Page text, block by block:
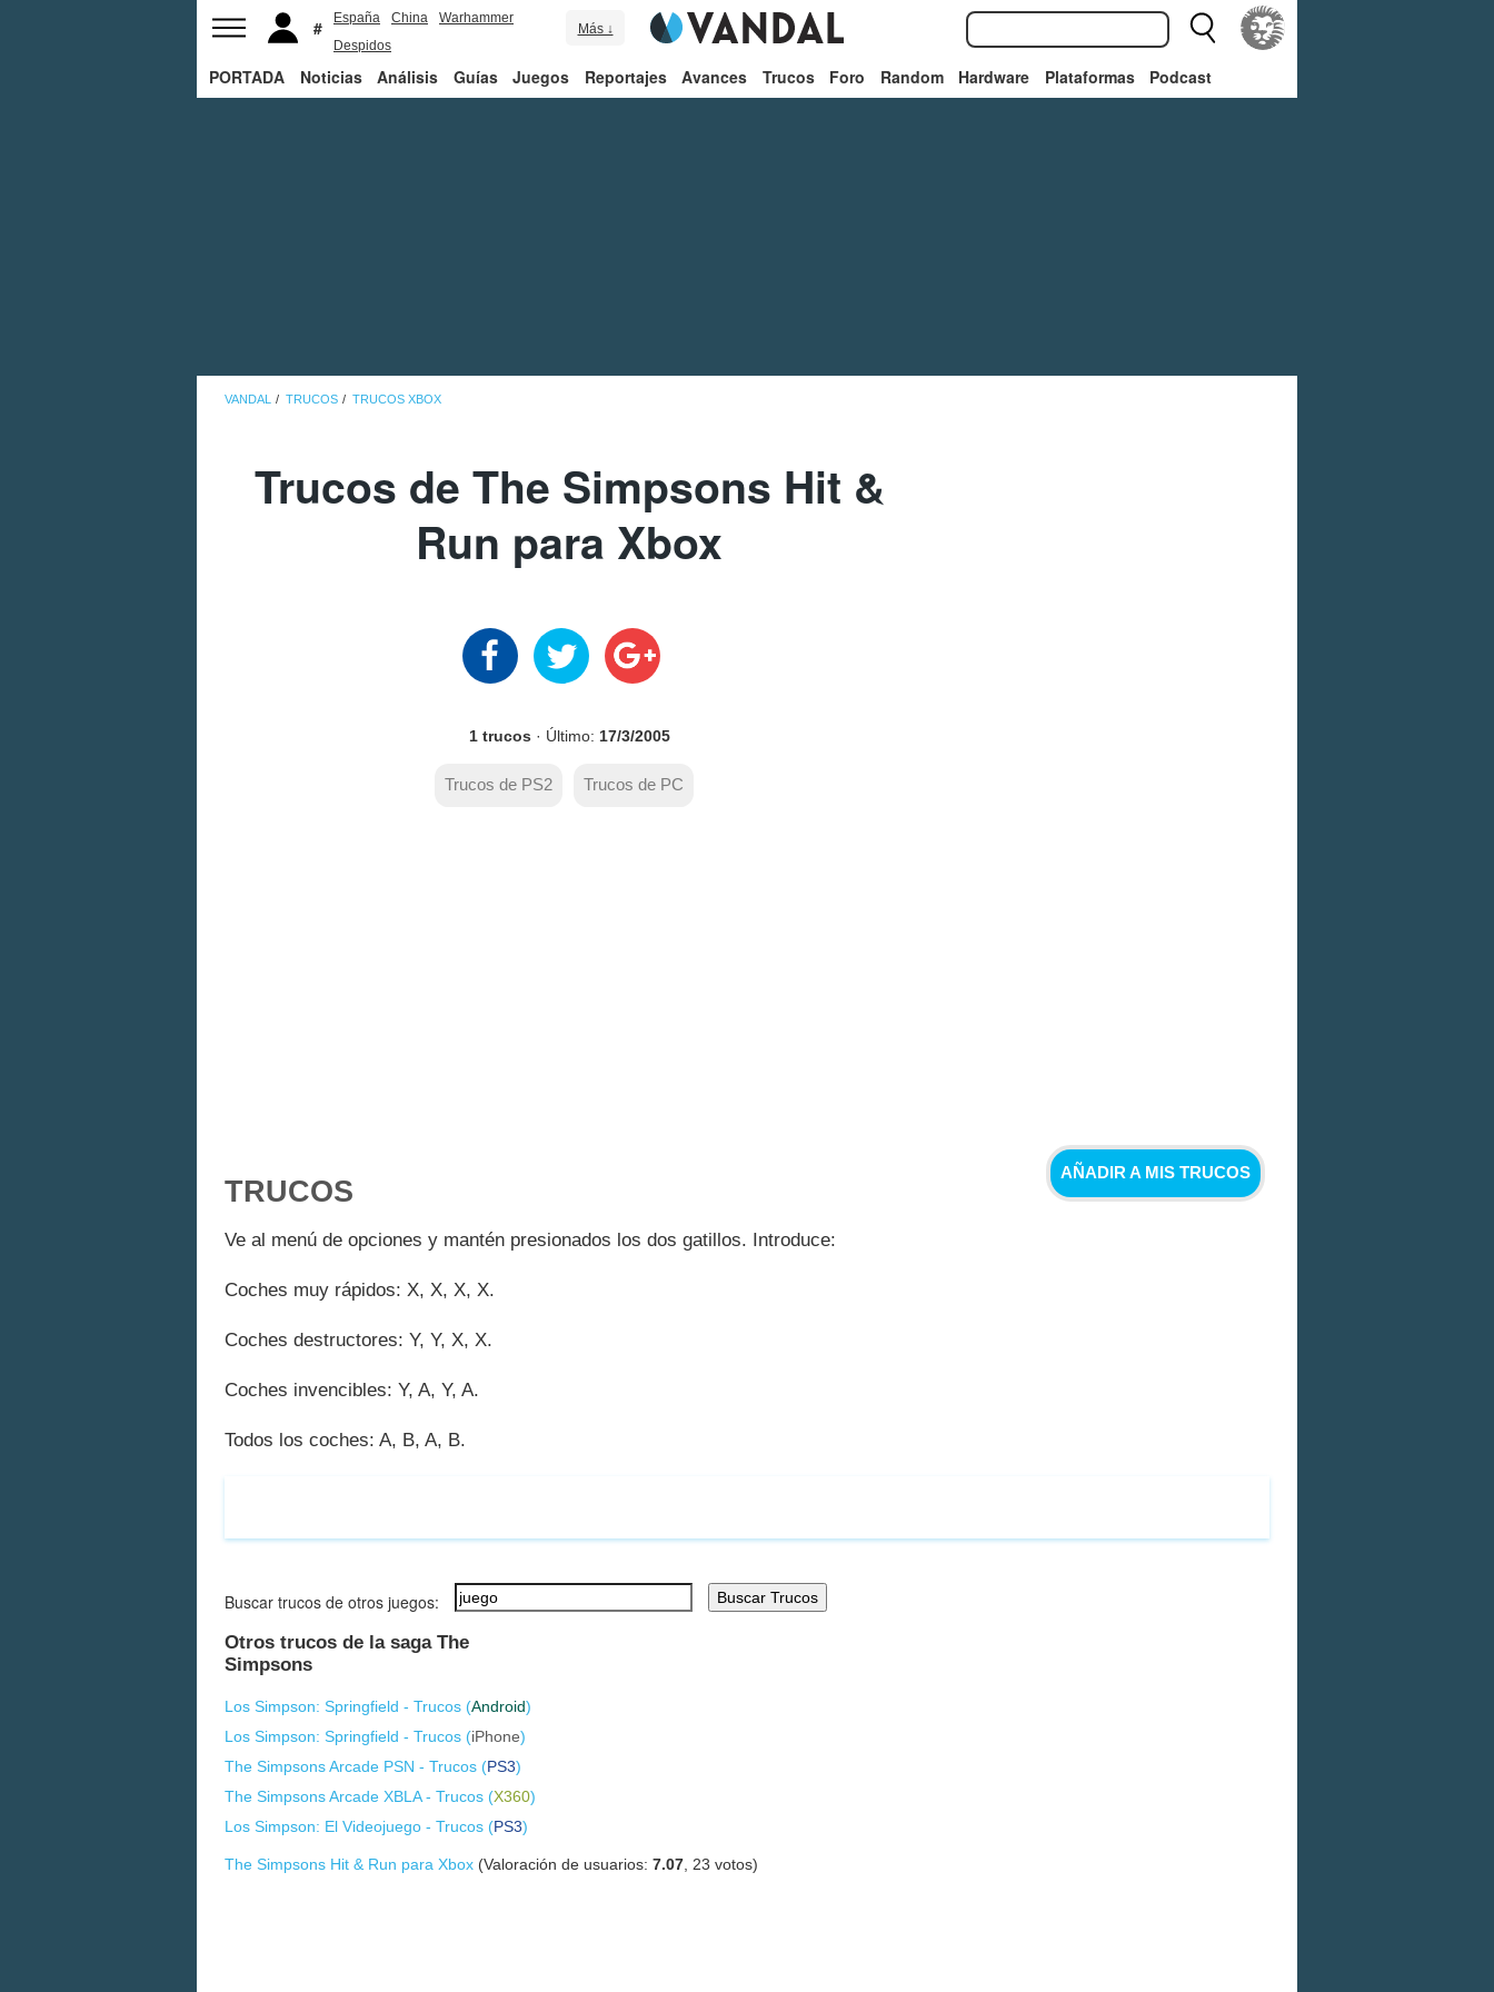
España China
Warhammer
Despidos
Más ↓
PORTADA Noticias Análisis Guías Juegos Reportajes Avances Trucos Foro Random Hardware Plataformas Podcast
VANDAL TRUCOS TRUCOS XBOX
Trucos de The Simpsons Hit &
Run para Xbox
1 trucos · Último: 17/3/2005
Trucos de PS2 Trucos de PC
AÑADIR A MIS TRUCOS
TRUCOS
Ve al menú de opciones y mantén presionados los dos gatillos. Introduce:
Coches muy rápidos: X, X, X, X.
Coches destructores: Y, Y, X, X.
Coches invencibles: Y, A, Y, A.
Todos los coches: A, B, A, B.
Buscar trucos de otros juegos: Buscar Trucos
Otros trucos de la saga The
Simpsons
Los Simpson: Springfield - Trucos (Android)
Los Simpson: Springfield - Trucos (iPhone)
The Simpsons Arcade PSN - Trucos (PS3)
The Simpsons Arcade XBLA - Trucos (X360)
Los Simpson: El Videojuego - Trucos (PS3)
The Simpsons Hit & Run para Xbox (Valoración de usuarios: 7.07 23 votos)